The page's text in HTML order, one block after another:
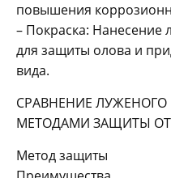
повышения
– Покраска: Нанесение
для защиты олова и
вида.
СРАВНЕНИЕ ЛУЖЕНОГО
МЕТОДАМИ ЗАЩИТЫ
Метод защиты